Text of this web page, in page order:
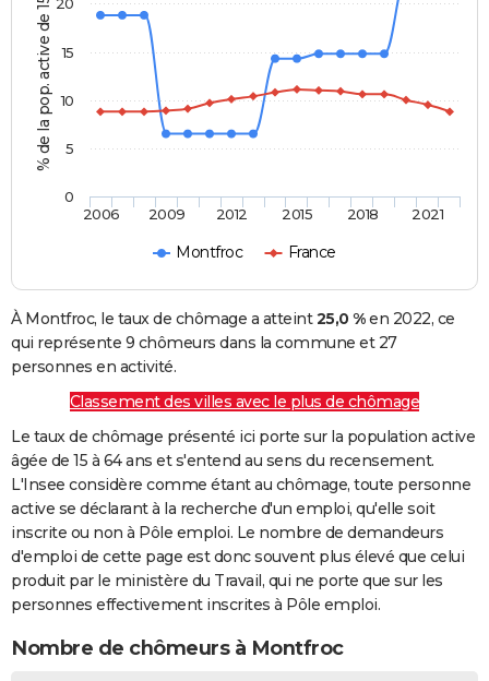
% de la pop. active de 15 - 64 ans
Montfroc France
2006 2009 2012 2015 2018 2021
0
5
10
15
À Montfroc, le taux de chômage a atteint25,0 %en 2022, ce
qui représente 9 chômeurs dans la commune et 27
personnes en activité.
Classement des villes avec le plus de chômage
Le taux de chômage présenté ici porte sur la population active
âgée de 15 à 64 ans et s'entend au sens du recensement.
L'Insee considère comme étant au chômage, toute personne
active se déclarant à la recherche d'un emploi, qu'elle soit
inscrite ou non à Pôle emploi. Le nombre de demandeurs
d'emploi de cette page est donc souvent plus élevé que celui
produit par le ministère du Travail, qui ne porte que sur les
personnes effectivement inscrites à Pôle emploi.
Nombre de chômeurs à Montfroc